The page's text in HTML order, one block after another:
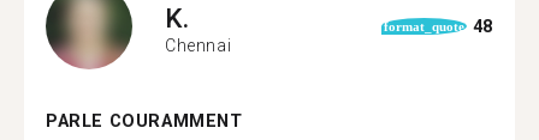
K.
Chennai
format_quote 48
PARLE COURAMMENT